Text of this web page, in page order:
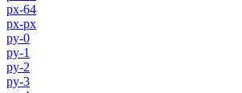
px-64
px-px
py-0
py-1
py-2
py-3